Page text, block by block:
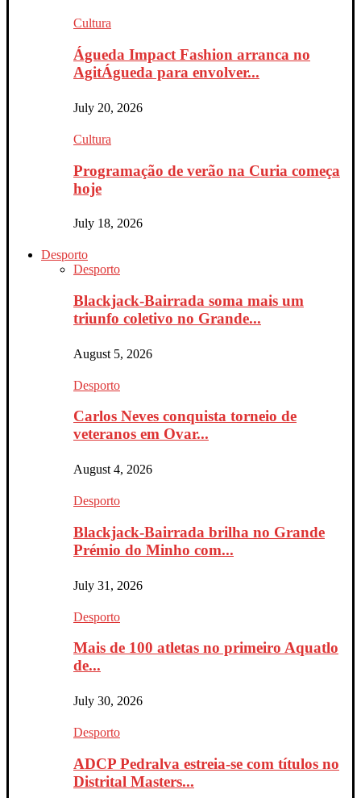
Cultura
Águeda Impact Fashion arranca no
AgitÁgueda para envolver...
July 20, 2026
Cultura
Programação de verão na Curia começa
hoje
July 18, 2026
Desporto
Desporto
Blackjack-Bairrada soma mais um
triunfo coletivo no Grande...
August 5, 2026
Desporto
Carlos Neves conquista torneio de
veteranos em Ovar...
August 4, 2026
Desporto
Blackjack-Bairrada brilha no Grande
Prémio do Minho com...
July 31, 2026
Desporto
Mais de 100 atletas no primeiro Aquatlo
de...
July 30, 2026
Desporto
ADCP Pedralva estreia-se com títulos no
Distrital Masters...